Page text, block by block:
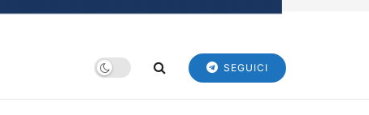
SEGUICI